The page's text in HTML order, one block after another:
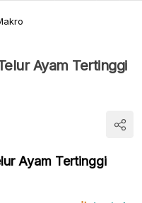
Ayam Tertinggi
Ayam Tertinggi